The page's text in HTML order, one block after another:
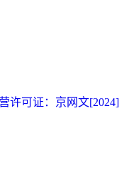
许可证：京网文[2024]